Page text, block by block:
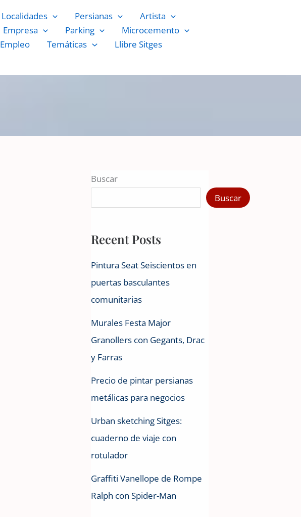
Localidades Persianas
Artista
Empresa Parking
Microcemento
Empleo Temáticas
Llibre Sitges
Buscar
Buscar
Recent Posts
Pintura Seat Seiscientos en
puertas basculantes
comunitarias
Murales Festa Major
Granollers con Gegants, Drac
y Farras
Precio de pintar persianas
metálicas para negocios
Urban sketching Sitges:
cuaderno de viaje con
rotulador
Graffiti Vanellope de Rompe
Ralph con Spider-Man